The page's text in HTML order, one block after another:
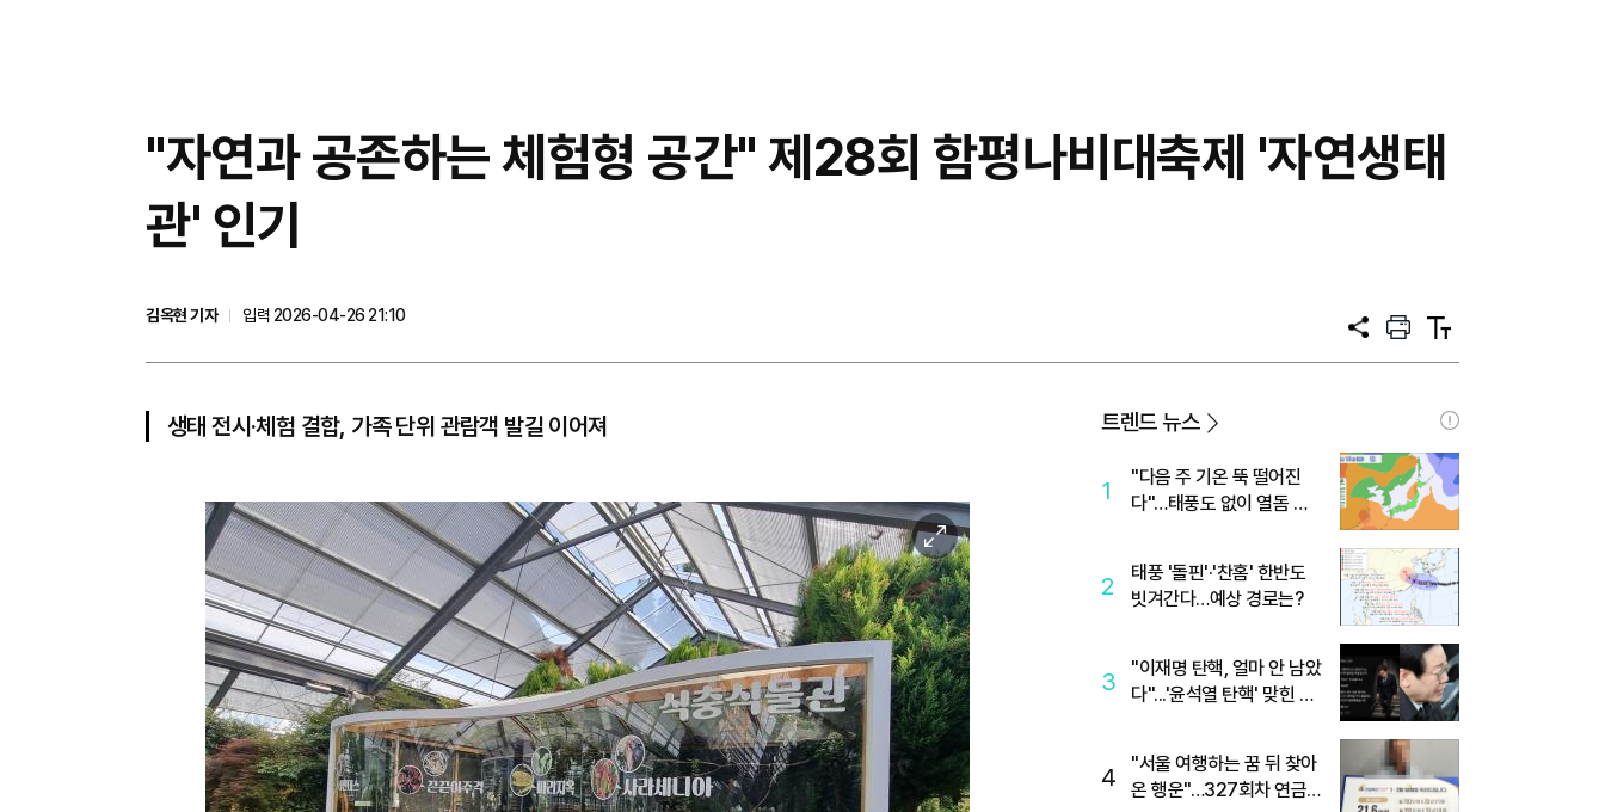
"자연과 공존하는 체험형 공간" 제28회 함평나비대축제 '자연생태
관' 인기
김옥현 기자
입력 2026-04-26 21:10
공
프
트
텍
트
생태 전시·체험 결합, 가족 단위 관람객 발길 이어져
이
미
지
확
대
트렌드 뉴스
1
"다음 주 기온 뚝 떨어진
다"…태풍도 없이 열돔 박
2
태풍 '돌핀'·'찬홈' 한반도
빗겨간다…예상 경로는?
3
"이재명 탄핵, 얼마 안 남았
다"...'윤석열 탄핵' 맞힌 무
4
"서울 여행하는 꿈 뒤 찾아
온 행운"…327회차 연금